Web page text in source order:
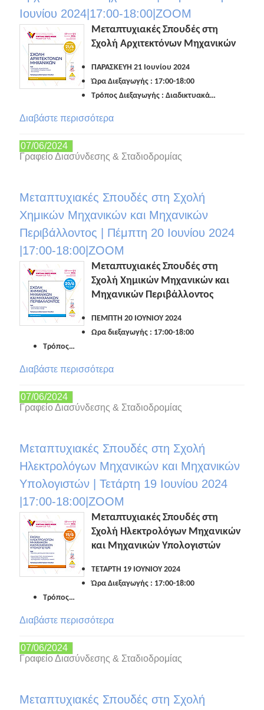
Ιουνίου 2024|17:00-18:00|ZOOM
Μεταπτυχιακές Σπουδές στη
Σχολή Αρχιτεκτόνων Μηχανικών
ΠΑΡΑΣΚΕΥΗ 21 Ιουνίου 2024
Ώρα Διεξαγωγής : 17:00-18:00
Τρόπος Διεξαγωγής : Διαδικτυακά…
Διαβάστε περισσότερα
07/06/2024
Γραφείο Διασύνδεσης & Σταδιοδρομίας
Μεταπτυχιακές Σπουδές στη Σχολή
Χημικών Μηχανικών και Μηχανικών
Περιβάλλοντος | Πέμπτη 20 Ιουνίου 2024
|17:00-18:00|ZOOM
Μεταπτυχιακές Σπουδές στη
Σχολή Χημικών Μηχανικών και
Μηχανικών Περιβάλλοντος
ΠΕΜΠΤΗ 20 ΙΟΥΝΙΟΥ 2024
Ωρα διεξαγωγής : 17:00-18:00
Τρόπος…
Διαβάστε περισσότερα
07/06/2024
Γραφείο Διασύνδεσης & Σταδιοδρομίας
Μεταπτυχιακές Σπουδές στη Σχολή
Ηλεκτρολόγων Μηχανικών και Μηχανικών
Υπολογιστών | Τετάρτη 19 Ιουνίου 2024
|17:00-18:00|ZOOM
Μεταπτυχιακές Σπουδές στη
Σχολή Ηλεκτρολόγων Μηχανικών
και Μηχανικών Υπολογιστών
ΤΕΤΑΡΤΗ 19 ΙΟΥΝΙΟΥ 2024
Ώρα Διεξαγωγής : 17:00-18:00
Τρόπος…
Διαβάστε περισσότερα
07/06/2024
Γραφείο Διασύνδεσης & Σταδιοδρομίας
Μεταπτυχιακές Σπουδές στη Σχολή